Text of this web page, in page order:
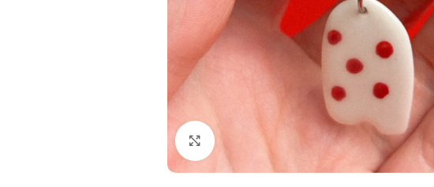
Нажмите, чтобы увеличить изображение